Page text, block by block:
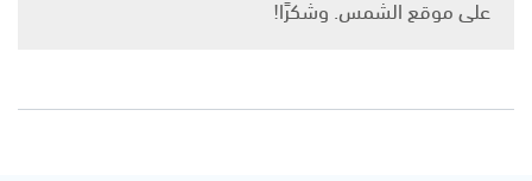
على موقع الشمس. وشكرًا!